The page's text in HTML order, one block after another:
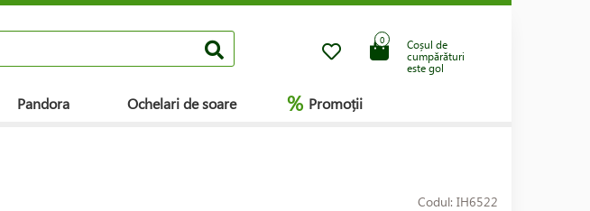
Coșul de
cumpărături
este gol
0
Pandora Ochelari de soare % Promoții
Codul: IH6522